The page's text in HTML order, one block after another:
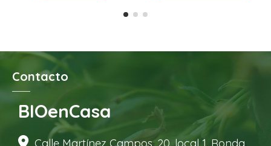
Contacto
BIOenCasa